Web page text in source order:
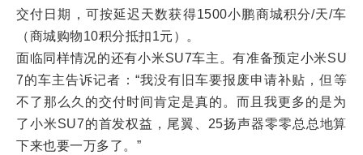
交付日期，可按延迟天数获得1500小鹏商城积分/天/车
（商城购物10积分抵扣1元）。
面临同样情况的还有小米SU7车主。有准备预定小米SU
7的车主告诉记者：“我没有旧车要报废申请补贴，但等
不了那么久的交付时间肯定是真的。而且我更多的是为
了小米SU7的首发权益，尾翼、25扬声器零零总总地算
下来也要一万多了。”